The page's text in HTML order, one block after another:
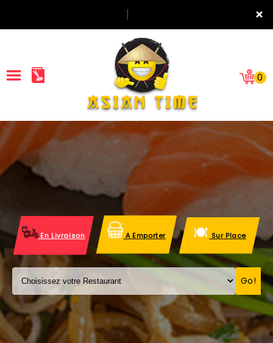
×
ACCUEIL
LA CARTE
VOS AVIS
MENTIONS LÉGALES
C.G.V
0
En Livraison A Emporter Sur Place
Go!